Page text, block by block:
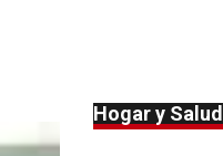
Hogar y Salud